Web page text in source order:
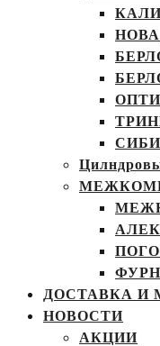
НОВА
ДОСТАВКА И
НОВОСТИ
АКЦИИ